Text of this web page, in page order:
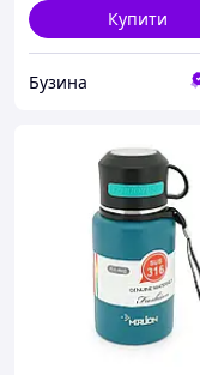
Купити
Бузина